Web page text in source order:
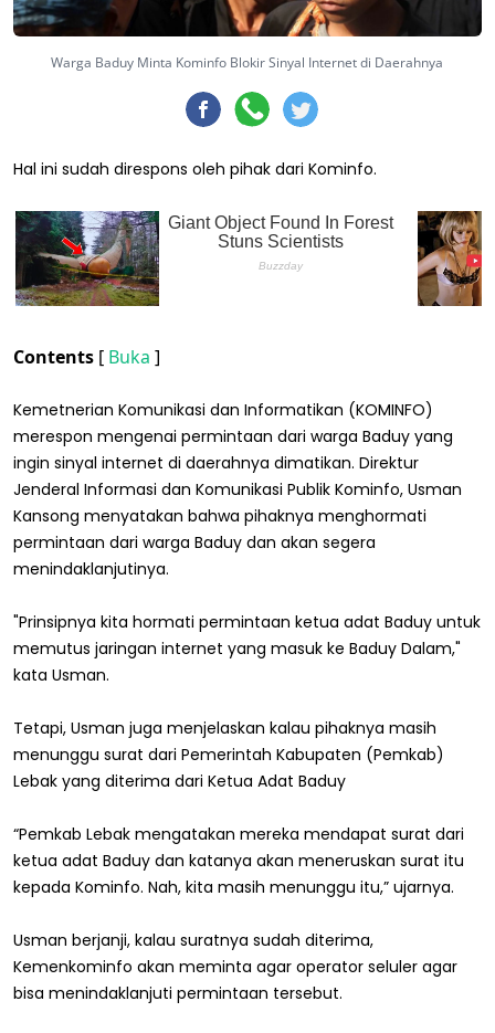
Warga Baduy Minta Kominfo Blokir Sinyal Internet di Daerahnya
Hal ini sudah direspons oleh pihak dari Kominfo.
Contents [ Buka ]
Kemetnerian Komunikasi dan Informatikan (KOMINFO)
merespon mengenai permintaan dari warga Baduy yang
ingin sinyal internet di daerahnya dimatikan. Direktur
Jenderal Informasi dan Komunikasi Publik Kominfo, Usman
Kansong menyatakan bahwa pihaknya menghormati
permintaan dari warga Baduy dan akan segera
menindaklanjutinya.
"Prinsipnya kita hormati permintaan ketua adat Baduy untuk
memutus jaringan internet yang masuk ke Baduy Dalam,"
kata Usman.
Tetapi, Usman juga menjelaskan kalau pihaknya masih
menunggu surat dari Pemerintah Kabupaten (Pemkab)
Lebak yang diterima dari Ketua Adat Baduy
“Pemkab Lebak mengatakan mereka mendapat surat dari
ketua adat Baduy dan katanya akan meneruskan surat itu
kepada Kominfo. Nah, kita masih menunggu itu,” ujarnya.
Usman berjanji, kalau suratnya sudah diterima,
Kemenkominfo akan meminta agar operator seluler agar
bisa menindaklanjuti permintaan tersebut.